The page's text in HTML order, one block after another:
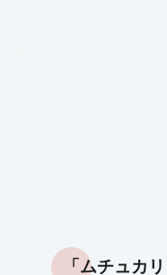
「ムチュカ